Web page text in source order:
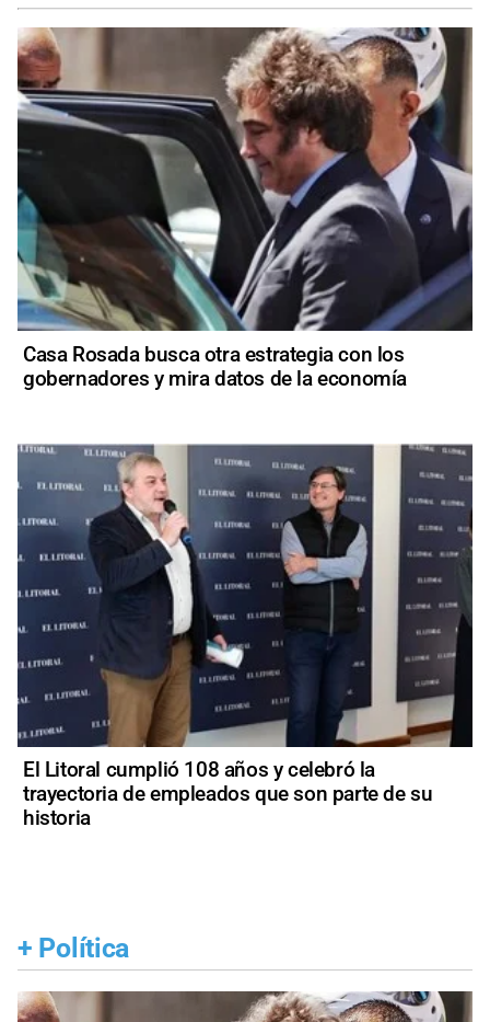
Casa Rosada busca otra estrategia con los
gobernadores y mira datos de la economía
El Litoral cumplió 108 años y celebró la
trayectoria de empleados que son parte de su
historia
+ Política